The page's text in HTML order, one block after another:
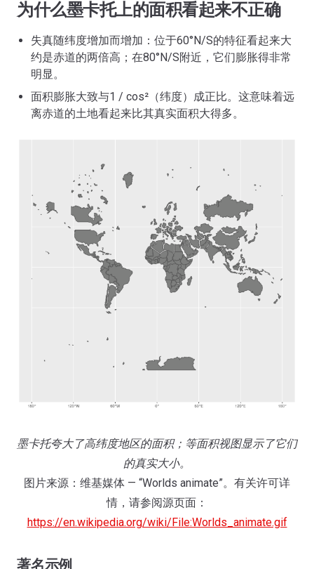
为什么墨卡托上的面积看起来不正确
失真随纬度增加而增加：位于60°N/S的特征看起来大
约是赤道的两倍高；在80°N/S附近，它们膨胀得非常
明显。
面积膨胀大致与1 / cos²（纬度）成正比。这意味着远
离赤道的土地看起来比其真实面积大得多。
墨卡托夸大了高纬度地区的面积；等面积视图显示了它们
的真实大小。
图片来源：维基媒体 — “Worlds animate”。有关许可详
情，请参阅源页面：
https://en.wikipedia.org/wiki/File:Worlds_animate.gif
著名示例